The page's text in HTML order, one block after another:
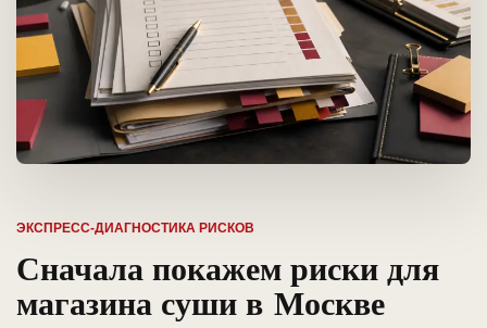
ЭКСПРЕСС-ДИАГНОСТИКА РИСКОВ
Сначала покажем риски для
магазина суши в Москве